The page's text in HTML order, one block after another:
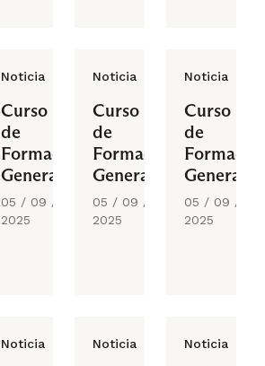
Noticia
Curso
de
Formación
General
05 / 09 /
2025
Noticia
Curso
de
Formación
General
05 / 09 /
2025
Noticia
Curso
de
General
05 / 09 /
2025
Noticia Noticia Noticia